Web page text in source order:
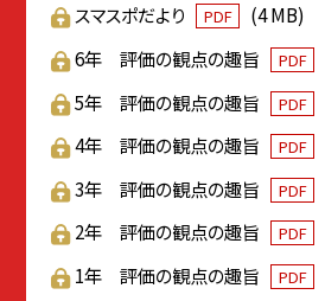
スマスポだより PDF
(4 MB)
6年 評価の観点の趣旨
PDF
5年 評価の観点の趣旨
PDF
4年 評価の観点の趣旨
PDF
3年 評価の観点の趣旨
PDF
2年 評価の観点の趣旨
PDF
1年 評価の観点の趣旨
PDF